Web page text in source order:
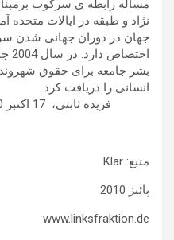
مساله رابطه ی سرکوب
نژاد و طبقه در ایالات متحده
جهان در دوران جهانی شدن
بشر جامعه برای حقوق
انسانی را
فریده ثابتی، 17 اکتبر 2010
منبع: Klar
پائیز 2010
www.linksfraktion.de